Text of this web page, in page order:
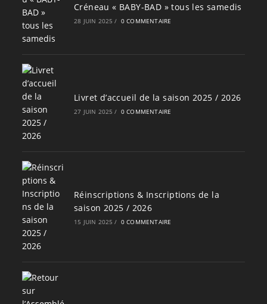
Créneau « BABY-BAD » tous les samedis
28 JUIN 2025 / 0 COMMENTAIRE
Livret d’accueil de la saison 2025 / 2026
27 JUIN 2025 / 0 COMMENTAIRE
Réinscriptions & Inscriptions de la
saison 2025 / 2026
15 JUIN 2025 / 0 COMMENTAIRE